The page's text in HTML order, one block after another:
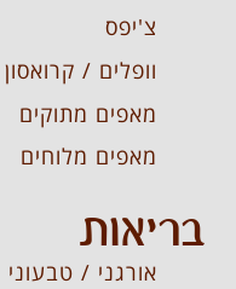
צ'יפס
וופלים / קרואסון
מאפים מתוקים
מאפים מלוחים
בריאות
אורגני / טבעוני